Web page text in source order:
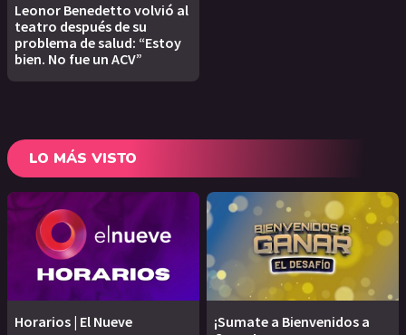
Leonor Benedetto volvió al
teatro después de su
problema de salud: “Estoy
bien. No fue un ACV”
LO MÁS VISTO
Horarios | El Nueve
¡Sumate a Bienvenidos a